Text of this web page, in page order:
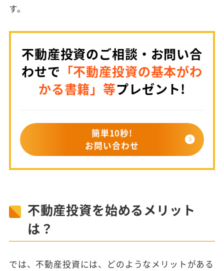
す。
不動産投資のご相談・お問い合
わせで 「不動産投資の基本がわ
かる書籍」等プレゼント!
簡単10秒!
お問い合わせ
不動産投資を始めるメリット
は？
では、不動産投資には、どのようなメリットがある